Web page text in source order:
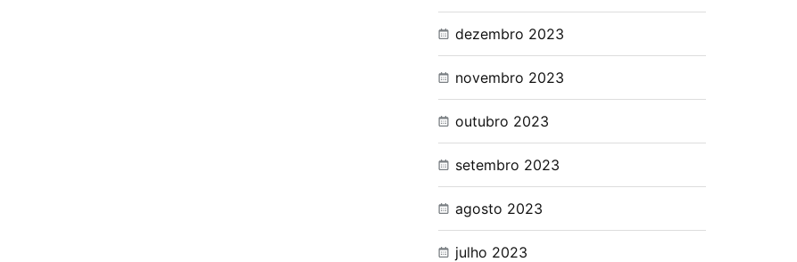
dezembro 2023
novembro 2023
outubro 2023
setembro 2023
agosto 2023
julho 2023